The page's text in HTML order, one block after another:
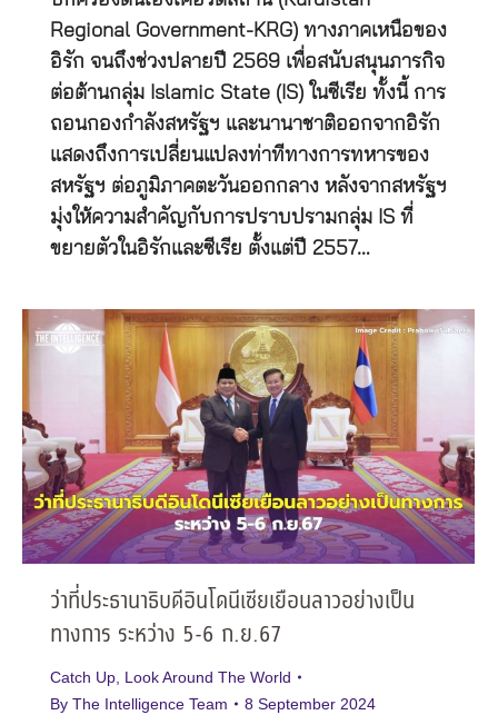
Regional Government-KRG) ทางภาคเหนือของ
อิรัก จนถึงช่วงปลายปี 2569 เพื่อสนับสนุนภารกิจ
ต่อต้านกลุ่ม Islamic State (IS) ในซีเรีย ทั้งนี้ การ
ถอนกองกำลังสหรัฐฯ และนานาชาติออกจากอิรัก
แสดงถึงการเปลี่ยนแปลงท่าทีทางการทหารของ
สหรัฐฯ ต่อภูมิภาคตะวันออกกลาง หลังจากสหรัฐฯ
มุ่งให้ความสำคัญกับการปราบปรามกลุ่ม IS ที่
ขยายตัวในอิรักและซีเรีย ตั้งแต่ปี 2557…
ว่าที่ประธานาธิบดีอินโดนีเซียเยือนลาวอย่างเป็น
ทางการ ระหว่าง 5-6 ก.ย.67
Catch Up Look Around The World
By The Intelligence Team 8 September 2024